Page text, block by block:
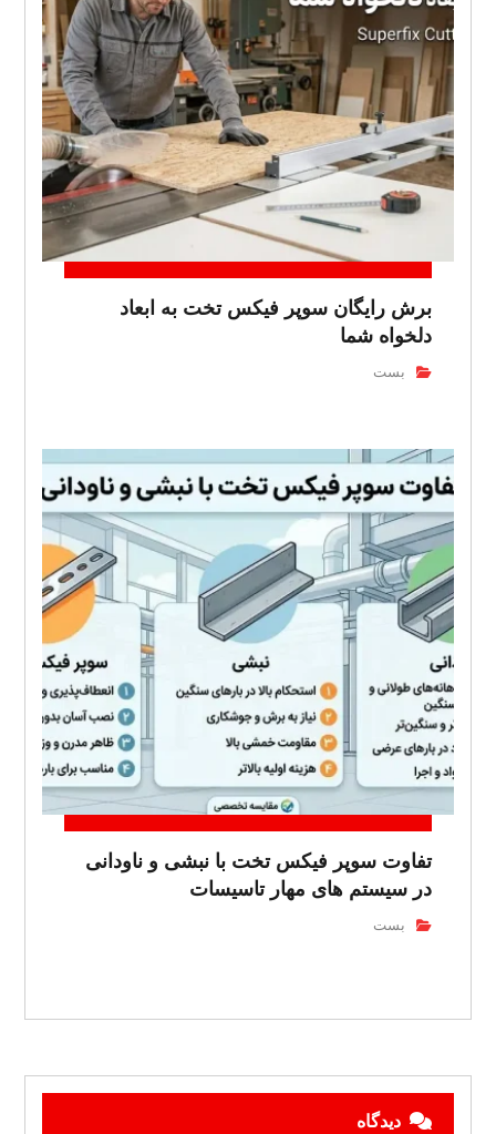
برش رایگان سوپر فیکس تخت به ابعاد
دلخواه شما
بست
تفاوت سوپر فیکس تخت با نبشی و ناودانی
در سیستم های مهار تاسیسات
بست
دیدگاه